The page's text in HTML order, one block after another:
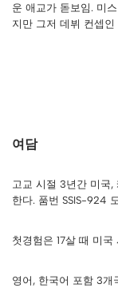
운 애교가 돋보임. 미
지만 그저 데뷔 컨셉
여담
고교 시절 3년간 미국,
한다. 품번 SSIS-924
첫경험은 17살 때 미
영어, 한국어 포함 3개